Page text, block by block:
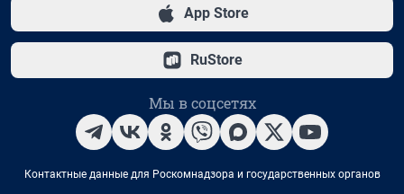
App Store
RuStore
Мы в соцсетях
Контактные данные для Роскомнадзора и государственных органов